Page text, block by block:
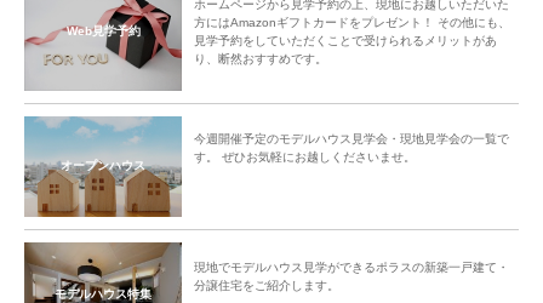
「お名前とお顔が分かって良かったです。また開催されると良いです。」
「皆様のお顔も拝見出来、お話できた方もいて良かったです。」
「スワッグ作りは楽しい経験になりました。ありがとうございました。」
中央グリーン開発㈱では、これからの街の成長を楽しみにしつつ、今後も
「ご入居者様間のコミュニティ形成」のサポートをしてまいります。
Web見学予約
ホームページから見学予約の上、現地にお越しいただいた
方にはAmazonギフトカードをプレゼント！ その他にも、
見学予約をしていただくことで受けられるメリットがあ
り、断然おすすめです。
オープンハウス
今週開催予定のモデルハウス見学会・現地見学会の一覧で
す。 ぜひお気軽にお越しくださいませ。
モデルハウス特集
現地でモデルハウス見学ができるポラスの新築一戸建て・
分譲住宅をご紹介します。